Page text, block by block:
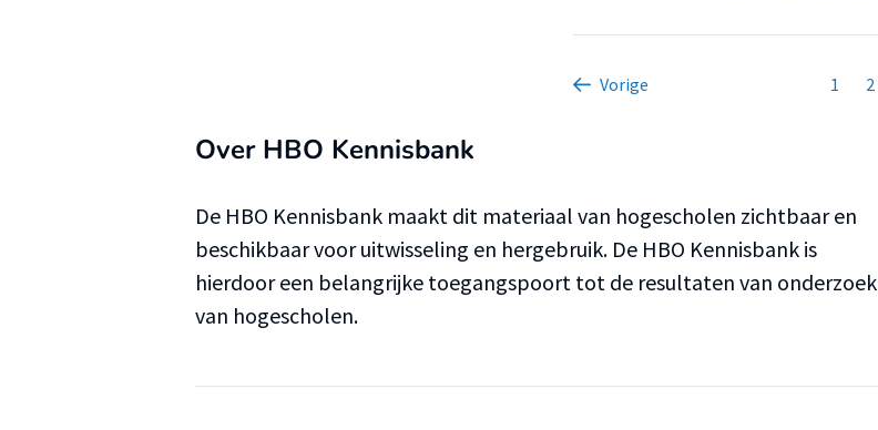
Vorige 1 2
Over HBO Kennisbank
De HBO Kennisbank maakt dit materiaal van hogescholen zichtbaar en
beschikbaar voor uitwisseling en hergebruik. De HBO Kennisbank is
hierdoor een belangrijke toegangspoort tot de resultaten van onderzoek
van hogescholen.